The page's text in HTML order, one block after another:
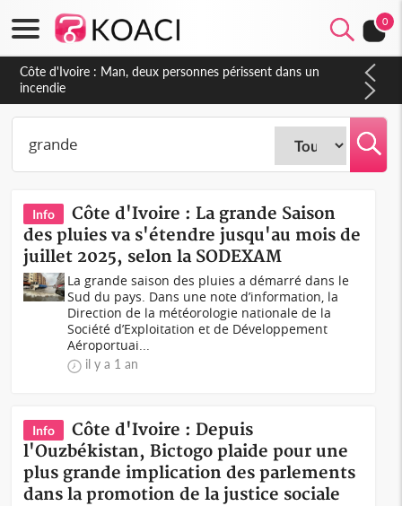
0
Côte d'Ivoire : Séileu, la célébration de la fête nationale
transformée en vaste campagne contre les produits
dépigmentants dangereux
Info
Côte d'Ivoire : La grande Saison
des pluies va s'étendre jusqu'au mois de
juillet 2025, selon la SODEXAM
La grande saison des pluies a démarré dans le
Sud du pays. Dans une note d’information, la
Direction de la météorologie nationale de la
Société d’Exploitation et de Développement
Aéroportuai...
il y a 1 an
Info
Côte d'Ivoire : Depuis
l'Ouzbékistan, Bictogo plaide pour une
plus grande implication des parlements
dans la promotion de la justice sociale